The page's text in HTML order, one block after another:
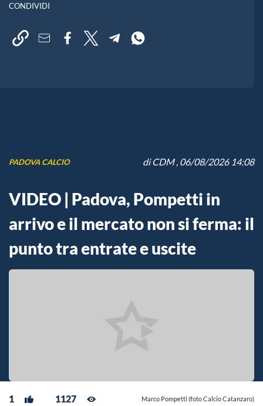
CONDIVIDI
PADOVA CALCIO diCDM, 06/08/2026 14:08
VIDEO | Padova, Pompetti in
arrivo e il mercato non si ferma: il
punto tra entrate e uscite
1 1127 Marco Pompetti (foto Calcio Catanzaro)